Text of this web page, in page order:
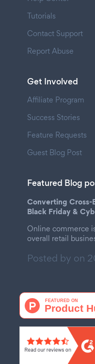
Tutorials
Contact Support
Report Abuse
Get Involved
Affiliate Program
Success Stories
Feature Requests
Guest Blog Post
Featured Blog
Converting Cross-
Black Friday &
Online commerce
overall retail
Posted by on